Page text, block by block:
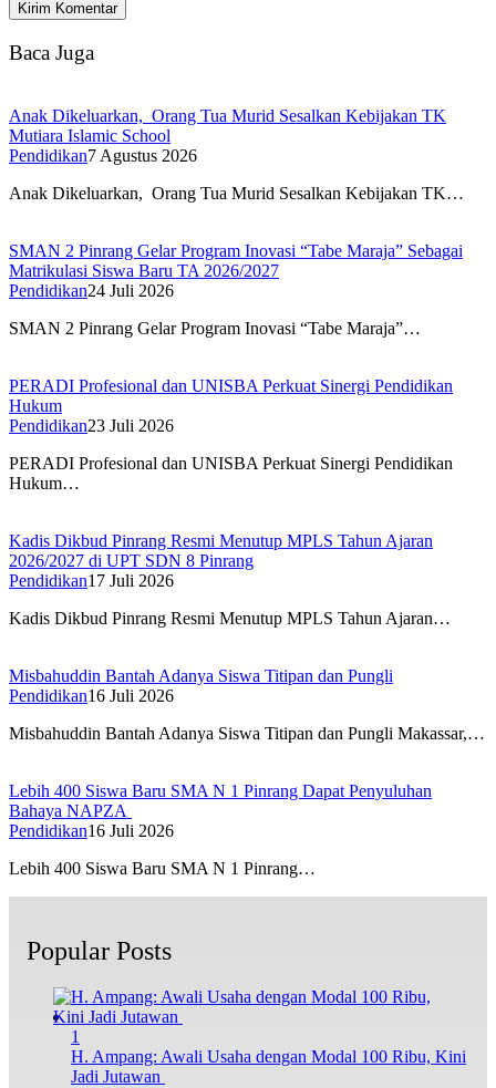
Baca Juga
Anak Dikeluarkan, Orang Tua Murid Sesalkan Kebijakan TK
Mutiara Islamic School
Pendidikan7 Agustus 2026
Anak Dikeluarkan, Orang Tua Murid Sesalkan Kebijakan TK…
SMAN 2 Pinrang Gelar Program Inovasi “Tabe Maraja” Sebagai
Matrikulasi Siswa Baru TA 2026/2027
Pendidikan24 Juli 2026
SMAN 2 Pinrang Gelar Program Inovasi “Tabe Maraja”…
PERADI Profesional dan UNISBA Perkuat Sinergi Pendidikan
Hukum
Pendidikan23 Juli 2026
PERADI Profesional dan UNISBA Perkuat Sinergi Pendidikan
Hukum…
Kadis Dikbud Pinrang Resmi Menutup MPLS Tahun Ajaran
2026/2027 di UPT SDN 8 Pinrang
Pendidikan17 Juli 2026
Kadis Dikbud Pinrang Resmi Menutup MPLS Tahun Ajaran…
Misbahuddin Bantah Adanya Siswa Titipan dan Pungli
Pendidikan16 Juli 2026
Misbahuddin Bantah Adanya Siswa Titipan dan Pungli Makassar,…
Lebih 400 Siswa Baru SMA N 1 Pinrang Dapat Penyuluhan
Bahaya NAPZA
Pendidikan16 Juli 2026
Lebih 400 Siswa Baru SMA N 1 Pinrang…
Popular Posts
1
H. Ampang: Awali Usaha dengan Modal 100 Ribu, Kini
Jadi Jutawan